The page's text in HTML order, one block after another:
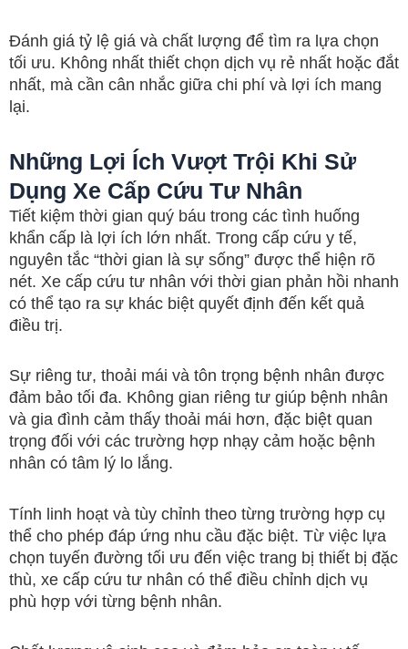
Đánh giá tỷ lệ giá và chất lượng để tìm ra lựa chọn
tối ưu. Không nhất thiết chọn dịch vụ rẻ nhất hoặc đắt
nhất, mà cần cân nhắc giữa chi phí và lợi ích mang
lại.
Những Lợi Ích Vượt Trội Khi Sử
Dụng Xe Cấp Cứu Tư Nhân
Tiết kiệm thời gian quý báu trong các tình huống
khẩn cấp là lợi ích lớn nhất. Trong cấp cứu y tế,
nguyên tắc “thời gian là sự sống” được thể hiện rõ
nét. Xe cấp cứu tư nhân với thời gian phản hồi nhanh
có thể tạo ra sự khác biệt quyết định đến kết quả
điều trị.
Sự riêng tư, thoải mái và tôn trọng bệnh nhân được
đảm bảo tối đa. Không gian riêng tư giúp bệnh nhân
và gia đình cảm thấy thoải mái hơn, đặc biệt quan
trọng đối với các trường hợp nhạy cảm hoặc bệnh
nhân có tâm lý lo lắng.
Tính linh hoạt và tùy chỉnh theo từng trường hợp cụ
thể cho phép đáp ứng nhu cầu đặc biệt. Từ việc lựa
chọn tuyến đường tối ưu đến việc trang bị thiết bị đặc
thù, xe cấp cứu tư nhân có thể điều chỉnh dịch vụ
phù hợp với từng bệnh nhân.